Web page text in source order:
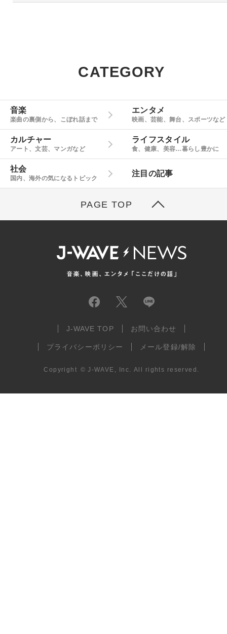
CATEGORY
音楽
楽曲の裏側から、こぼれ話まで
エンタメ
映画、芸能、舞台、スポーツなど
カルチャー
アート、文芸、マンガなど
ライフスタイル
食、健康、美容…暮らし豊かに
社会
国内、海外の気になるトピック
注目の記事
PAGE TOP
J-WAVE TOP お問い合わせ
プライバシーポリシー メール登録/解除
Copyright © J-WAVE, Inc. All rights reserved.